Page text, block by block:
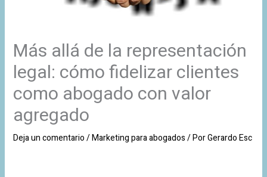
Más allá de la representación
legal: cómo fidelizar clientes
como abogado con valor
agregado
Deja un comentario/Marketing para abogados/ PorGerardo Esc